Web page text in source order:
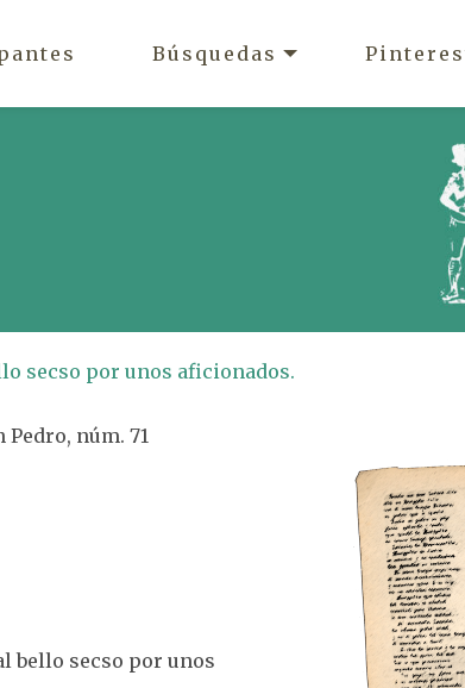
Búsquedas
secso por unos aficionados.
Pedro, núm. 71
bello secso por unos